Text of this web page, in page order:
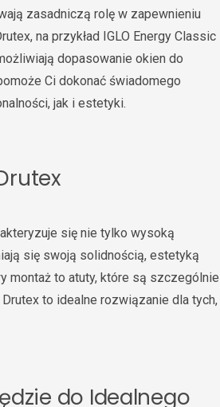
zasadniczą rolę w zapewnieniu
na przykład IGLO Energy Classic
dopasowanie okien do
Ci dokonać świadomego
jak i estetyki.
się nie tylko wysoką
się swoją solidnością, estetyką
montaż to atuty, które są szczególnie
to idealne rozwiązanie dla tych,
do Idealnego